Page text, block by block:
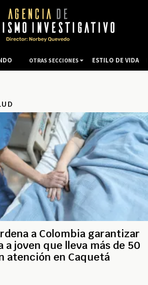
a Colombia garantizar
a joven que lleva más de 50
atención en Caquetá
OTRAS SECCIONES ESTILO DE VIDA